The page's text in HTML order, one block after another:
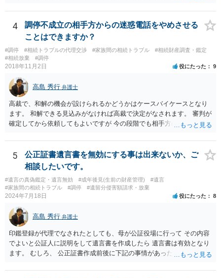
分けるかを決めるについてあかささんが重要だと考える事情があれば
(例えば、○○のときにお姉さんは亡くなった方からお金を援助してもら
産分割に関係ない(と思われる)いきさつを沢山盛り込むことだと考えま
す(あくまで遺産分割に関係することに留める方が、裁判所や調停委員
4
調停不成立の相手方からの迷惑電話をやめさせる
ことはできますか？
#調停 #相続トラブルの代理交渉 #家族間の相続トラブル
#相続財産調査・鑑定
#相続放棄
#調停
2018年11月2日 役にたった 9
高島 秀行 弁護士
高裁で、和解の機会が設けられるかどうかはケースバイケースとなり
ます。 和解できる見込みがなければ高裁で決定がなされます。 審判が
確定してから依頼してもよいですが 今の段階でも相手方の連絡が迷惑
5
公正証書遺言書を無効にする事は出来ないか、ご
相談したいです。
#遺言の真偽鑑定・遺言無効 #成年後見(生前の財産管理)
#遺言
#家族間の相続トラブル
#調停 #遺留分侵害額請求・放棄
2024年7月18日 役にたった 8
高島 秀行 弁護士
印鑑登録が代理でなされたとしても、母が公証役場に行って その内容
でよいと公証人に説明をして遺言書を作成したら 遺言書は有効となり
ます。 むしろ、 公正証書作成前後に下記の事情があったことが証明で
月に携帯が新しくなった母からの第一声は「ここにいたら殺される」